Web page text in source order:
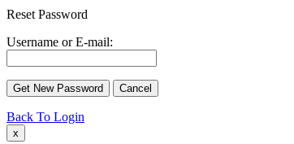
Reset Password
Username or E-mail:
Back To Login
x